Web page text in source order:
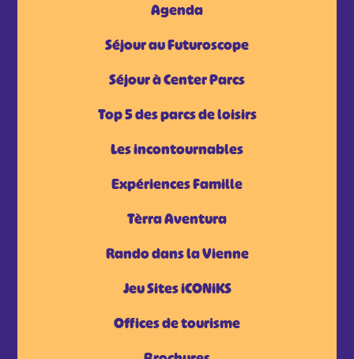
Agenda
Séjour au Futuroscope
Séjour à Center Parcs
Top 5 des parcs de loisirs
Les incontournables
Expériences Famille
Tèrra Aventura
Rando dans la Vienne
Jeu Sites iCONiKS
Offices de tourisme